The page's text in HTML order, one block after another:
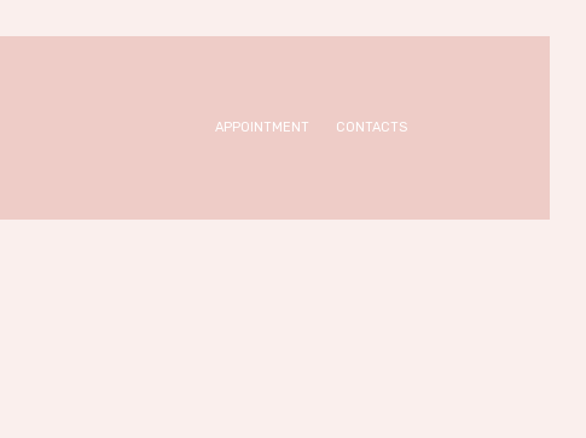
APPOINTMENT CONTACTS